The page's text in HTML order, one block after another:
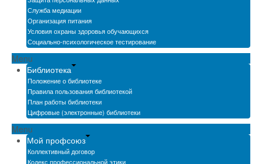
Служба медиации
Организация питания
Условия охраны здоровья обучающихся
Социально-психологическое тестирование
Menu
Библиотека
Положение о библиотеке
Правила пользования библиотекой
План работы библиотеки
Цифровые (электронные) библиотеки
Menu
Мой профсоюз
Коллективный договор
Кодекс профессиональной этики